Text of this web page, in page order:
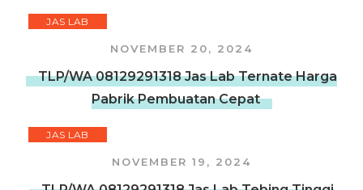
JAS LAB
NOVEMBER 20, 2024
TLP/WA 08129291318 Jas Lab Ternate Harga
Pabrik Pembuatan Cepat
JAS LAB
NOVEMBER 19, 2024